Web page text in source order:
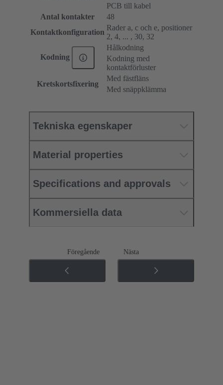
PCB till kabel
Antal kontakter
48
Kontaktkonfiguration
Rader a, c och e, positioner
2, 4, ... , 30, 32
Kodning
Hålkodning
Kodning med
kontaktförluster
Kretskortsfixering
Med fästfläns
Med snäppklämma
Tekniska egenskaper
Material properties
Specifications and approvals
Kommersiella data
Föregående Nästa